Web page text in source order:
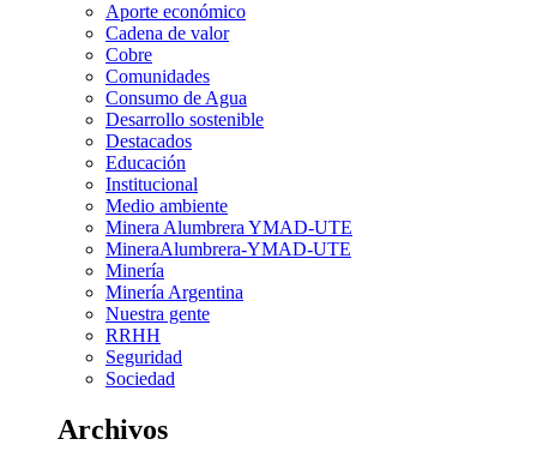
Aporte económico
Cadena de valor
Cobre
Comunidades
Consumo de Agua
Desarrollo sostenible
Destacados
Educación
Institucional
Medio ambiente
Minera Alumbrera YMAD-UTE
MineraAlumbrera-YMAD-UTE
Minería
Minería Argentina
Nuestra gente
RRHH
Seguridad
Sociedad
Archivos